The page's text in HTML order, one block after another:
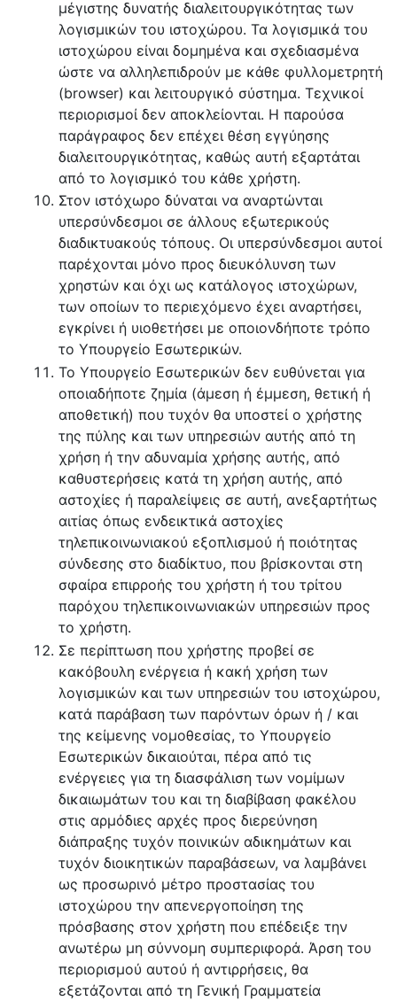
μέγιστης δυνατής διαλειτουργικότητας των
λογισμικών του ιστοχώρου. Τα λογισμικά του
ιστοχώρου είναι δομημένα και σχεδιασμένα
ώστε να αλληλεπιδρούν με κάθε φυλλομετρητή
(browser) και λειτουργικό σύστημα. Τεχνικοί
περιορισμοί δεν αποκλείονται. Η παρούσα
παράγραφος δεν επέχει θέση εγγύησης
διαλειτουργικότητας, καθώς αυτή εξαρτάται
από το λογισμικό του κάθε χρήστη.
Στον ιστόχωρο δύναται να αναρτώνται
υπερσύνδεσμοι σε άλλους εξωτερικούς
διαδικτυακούς τόπους. Οι υπερσύνδεσμοι αυτοί
παρέχονται μόνο προς διευκόλυνση των
χρηστών και όχι ως κατάλογος ιστοχώρων,
των οποίων το περιεχόμενο έχει αναρτήσει,
εγκρίνει ή υιοθετήσει με οποιονδήποτε τρόπο
το Υπουργείο Εσωτερικών.
Το Υπουργείο Εσωτερικών δεν ευθύνεται για
οποιαδήποτε ζημία (άμεση ή έμμεση, θετική ή
αποθετική) που τυχόν θα υποστεί ο χρήστης
της πύλης και των υπηρεσιών αυτής από τη
χρήση ή την αδυναμία χρήσης αυτής, από
καθυστερήσεις κατά τη χρήση αυτής, από
αστοχίες ή παραλείψεις σε αυτή, ανεξαρτήτως
αιτίας όπως ενδεικτικά αστοχίες
τηλεπικοινωνιακού εξοπλισμού ή ποιότητας
σύνδεσης στο διαδίκτυο, που βρίσκονται στη
σφαίρα επιρροής του χρήστη ή του τρίτου
παρόχου τηλεπικοινωνιακών υπηρεσιών προς
το χρήστη.
Σε περίπτωση που χρήστης προβεί σε
κακόβουλη ενέργεια ή κακή χρήση των
λογισμικών και των υπηρεσιών του ιστοχώρου,
κατά παράβαση των παρόντων όρων ή / και
της κείμενης νομοθεσίας, το Υπουργείο
Εσωτερικών δικαιούται, πέρα από τις
ενέργειες για τη διασφάλιση των νομίμων
δικαιωμάτων του και τη διαβίβαση φακέλου
στις αρμόδιες αρχές προς διερεύνηση
διάπραξης τυχόν ποινικών αδικημάτων και
τυχόν διοικητικών παραβάσεων, να λαμβάνει
ως προσωρινό μέτρο προστασίας του
ιστοχώρου την απενεργοποίηση της
πρόσβασης στον χρήστη που επέδειξε την
ανωτέρω μη σύννομη συμπεριφορά. Άρση του
περιορισμού αυτού ή αντιρρήσεις, θα
εξετάζονται από τη Γενική Γραμματεία